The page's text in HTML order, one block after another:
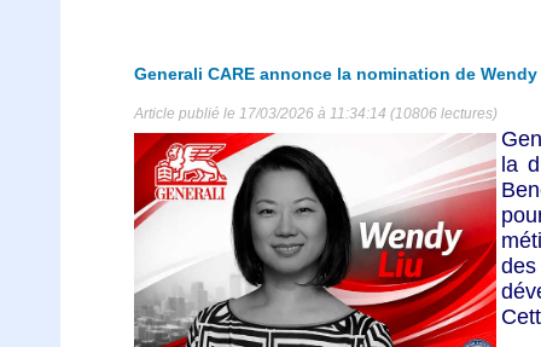
Generali CARE annonce la nomination de
Article publié le 17/03/2026 à 11:34:14 (10806 lectures)
la